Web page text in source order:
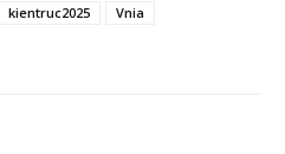
kientruc2025
Vnia